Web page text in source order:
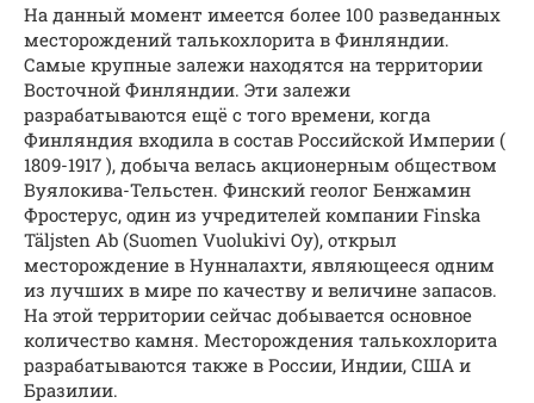
На данный момент имеется более 100 разведанных
месторождений талькохлорита в Финляндии.
Самые крупные залежи находятся на территории
Восточной Финляндии. Эти залежи
разрабатываются ещё с того времени, когда
Финляндия входила в состав Российской Империи (
1809-1917 ), добыча велась акционерным обществом
Вуялокива-Тельстен. Финский геолог Бенжамин
Фростерус, один из учредителей компании Finska
Täljsten Ab (Suomen Vuolukivi Oy), открыл
месторождение в Нунналахти, являющееся одним
из лучших в мире по качеству и величине запасов.
На этой территории сейчас добывается основное
количество камня. Месторождения талькохлорита
разрабатываются также в России, Индии, США и
Бразилии.